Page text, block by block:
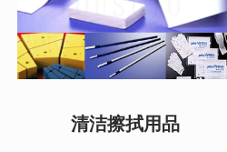
清洁擦拭用品